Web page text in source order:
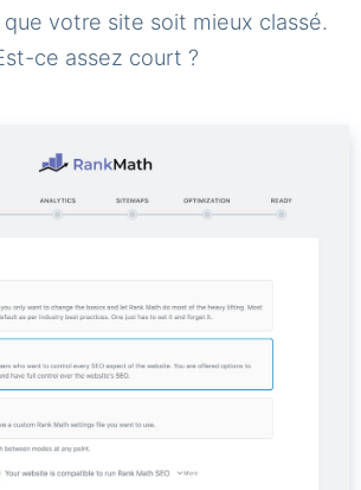
votre site soit mieux classé.
ce assez court ?